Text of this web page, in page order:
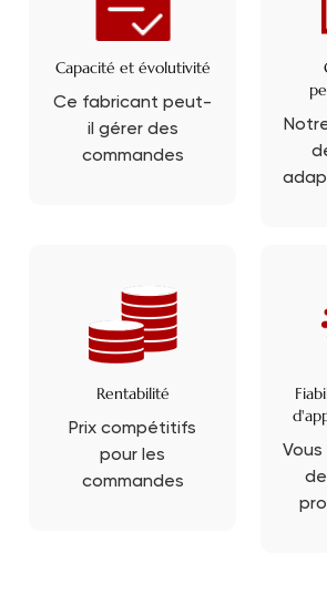
Capacité et évolutivité
Ce fabricant peut-
il gérer des
commandes
nous couvrons
votre montant
grâce à notre ligne
de production
mature.
Rentabilité
Prix compétitifs
pour les
commandes